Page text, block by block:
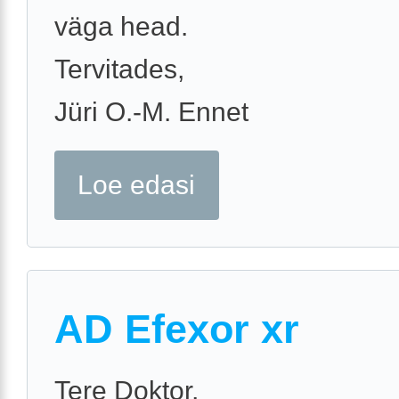
väga head.
Tervitades,
Jüri O.-M. Ennet
Loe edasi
AD Efexor xr
Tere Doktor,